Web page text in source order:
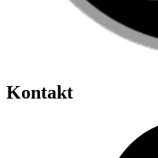
Kontakt